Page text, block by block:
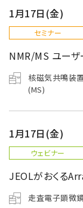
ニュース
JEOLメールマガ
断面試料作製
集束イオンビ
電子プローブ
オージェマイ
光電子分光装
その他装置
磁気共鳴装置 総
核磁気共鳴装
保守契約
ブリッジング
サブスクリプ
リース
シェアリング
リユース
お薦め消耗品
鉄鋼
生物学
食品・植物
防衛・航空宇宙
ライフサイエン
電池
自動車
最新のイベン
ウェビナーア
会社情報
会社概要
ご挨拶
経営理念
YOKOGUSHI
IR情報
サステナビリテ
サステナビリテ
グローバル &
トップコミット
サステナビリ
環境
社会
採用情報
採用情報
数字で見る日
日本電子につ
VOICE
1月17日(金)
セミナー
NMR/MS ユーザ
核磁気共鳴装
(MS)
1月17日(金)
ウェビナー
JEOLがおくる
走査電子顕微